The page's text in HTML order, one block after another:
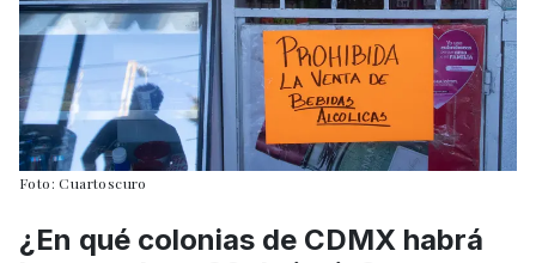
Foto: Cuartoscuro
¿En qué colonias de CDMX habrá